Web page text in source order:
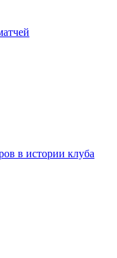
в истории клуба